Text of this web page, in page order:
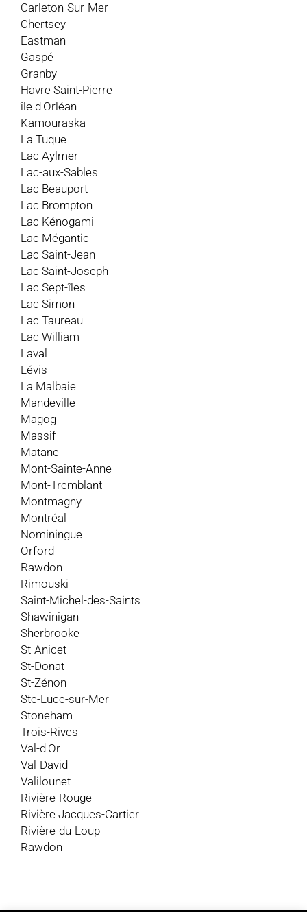
Carleton-Sur-Mer
Chertsey
Eastman
Gaspé
Granby
Havre Saint-Pierre
île d'Orléan
Kamouraska
La Tuque
Lac Aylmer
Lac-aux-Sables
Lac Beauport
Lac Brompton
Lac Kénogami
Lac Mégantic
Lac Saint-Jean
Lac Saint-Joseph
Lac Sept-îles
Lac Simon
Lac Taureau
Lac William
Laval
Lévis
La Malbaie
Mandeville
Magog
Massif
Matane
Mont-Sainte-Anne
Mont-Tremblant
Montmagny
Montréal
Nominingue
Orford
Rawdon
Rimouski
Saint-Michel-des-Saints
Shawinigan
Sherbrooke
St-Anicet
St-Donat
St-Zénon
Ste-Luce-sur-Mer
Stoneham
Trois-Rives
Val-d'Or
Val-David
Valilounet
Rivière-Rouge
Rivière Jacques-Cartier
Rivière-du-Loup
Rawdon